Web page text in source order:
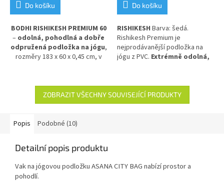
Do košíku
BODHI RISHIKESH PREMIUM 60
– odolná, pohodlná a dobře
odpružená podložka na jógu,
rozměry 183 x 60 x 0,45 cm, v
podlahya stabilní oporu při
cvičení. Vyrobena z PVC pro
dlouhou životnost a snadnou
Do košíku
RISHIKESH Barva: šedá.
Rishikesh Premium je
nejprodávanější podložka na
jógu z PVC. Extrémně odolná,
ZOBRAZIT VŠECHNY SOUVISEJÍCÍ PRODUKTY
Popis Podobné (10)
Detailní popis produktu
Vak na jógovou podložku ASANA CITY BAG nabízí prostor a
pohodlí.